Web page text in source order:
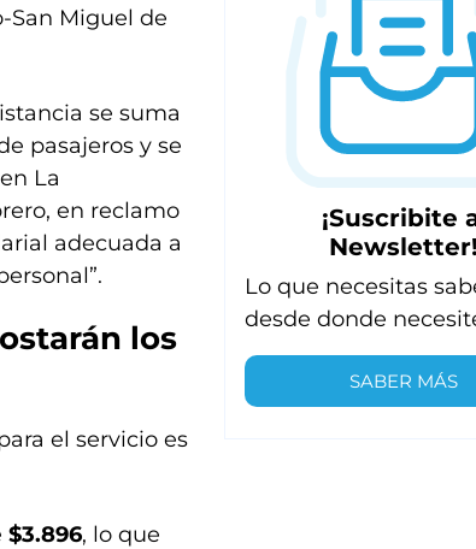
San Miguel de
se suma
pasajeros y se
La
en reclamo
adecuada a
los
el servicio es
$3.896, lo que
¡Suscribite
Newsletter!
Lo que necesitas
desde donde
SABER MÁS